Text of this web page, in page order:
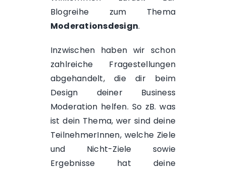
Blogreihe zum Thema
Moderationsdesign.
Inzwischen haben wir schon
zahlreiche Fragestellungen
abgehandelt, die dir beim
Design deiner Business
Moderation helfen. So zB. was
ist dein Thema, wer sind deine
TeilnehmerInnen, welche Ziele
und Nicht-Ziele sowie
Ergebnisse hat deine